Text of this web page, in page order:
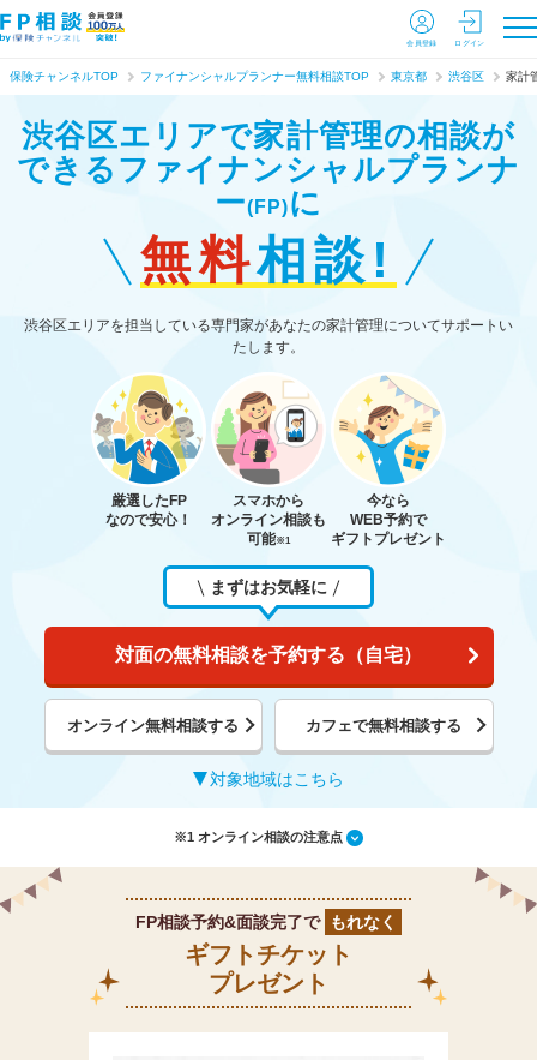
会員登録 ログイン
保険チャンネルTOP ファイナンシャルプランナー無料相談TOP 東京都 渋谷区 家計
渋谷区エリアで家計管理の相談が
できる ファイナンシャルプランナ
ー(FP)に
無料相談!
渋谷区エリアを担当している専門家があなたの家計管理についてサポートい
たします。
厳選したFP
なので安心！
スマホから
オンライン相談も
可能※1
今なら
WEB予約で
ギフトプレゼント
まずはお気軽に
対面の無料相談を予約する（自宅）
オンライン無料相談する カフェで無料相談する
対象地域はこちら
※1 オンライン相談の注意点
FP相談予約&面談完了で もれなく
ギフトチケット
プレゼント